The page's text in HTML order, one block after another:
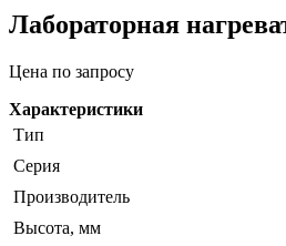
Лабораторная
Цена по запросу
Характеристики
Тип
Серия
Производитель
Высота, мм